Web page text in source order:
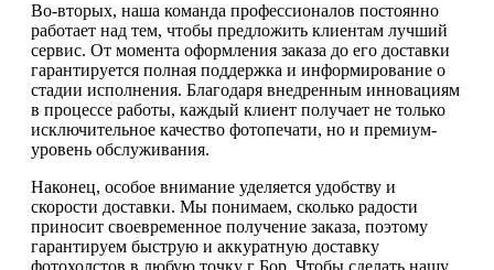
Во-вторых, наша команда профессионалов постоянно
работает над тем, чтобы предложить клиентам лучший
сервис. От момента оформления заказа до его доставки
гарантируется полная поддержка и информирование о
стадии исполнения. Благодаря внедренным инновациям
в процессе работы, каждый клиент получает не только
исключительное качество фотопечати, но и премиум-
уровень обслуживания.
Наконец, особое внимание уделяется удобству и
скорости доставки. Мы понимаем, сколько радости
приносит своевременное получение заказа, поэтому
гарантируем быструю и аккуратную доставку